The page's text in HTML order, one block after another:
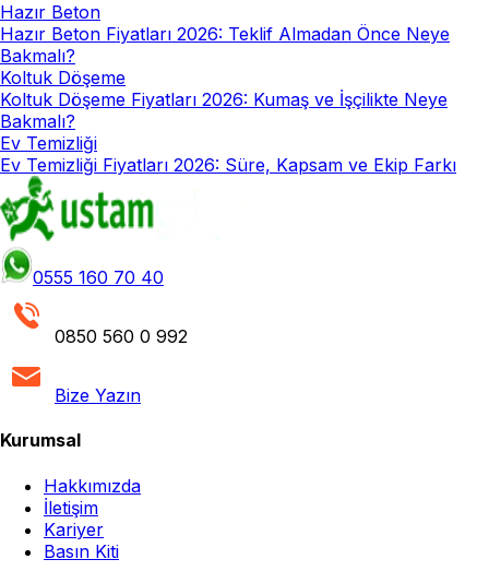
Hazır Beton
Hazır Beton Fiyatları 2026: Teklif Almadan Önce Neye
Bakmalı?
Koltuk Döşeme
Koltuk Döşeme Fiyatları 2026: Kumaş ve İşçilikte Neye
Bakmalı?
Ev Temizliği
Ev Temizliği Fiyatları 2026: Süre, Kapsam ve Ekip Farkı
0555 160 70 40
0850 560 0 992
Bize Yazın
Kurumsal
Hakkımızda
İletişim
Kariyer
Basın Kiti